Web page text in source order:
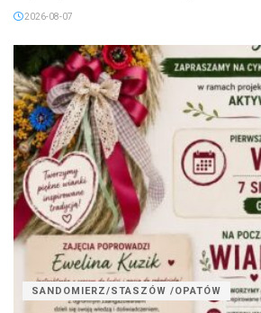
2026-08-07
SANDOMIERZ/STASZÓW /OPATÓW